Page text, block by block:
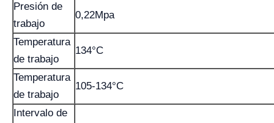
Presión de
trabajo
0,22Mpa
Temperatura
de trabajo
134°C
Temperatura
de trabajo
105-134°C
Intervalo de